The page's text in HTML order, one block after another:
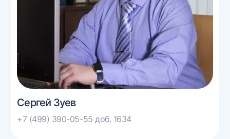
Сергей Зуев
+7 (499) 390-05-55 доб. 1634